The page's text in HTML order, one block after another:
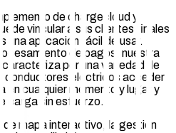
de chargecloud y
vincular a sus clientes finales
una aplicación fácil de usar.
de pagos, nuestra
por una variedad de
conductores eléctricos acceder
en cualquier momento y lugar y
carga sin esfuerzo.
mapa interactivo, la gestión